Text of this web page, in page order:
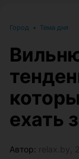
Город • Тема дня
ехать
Автор: